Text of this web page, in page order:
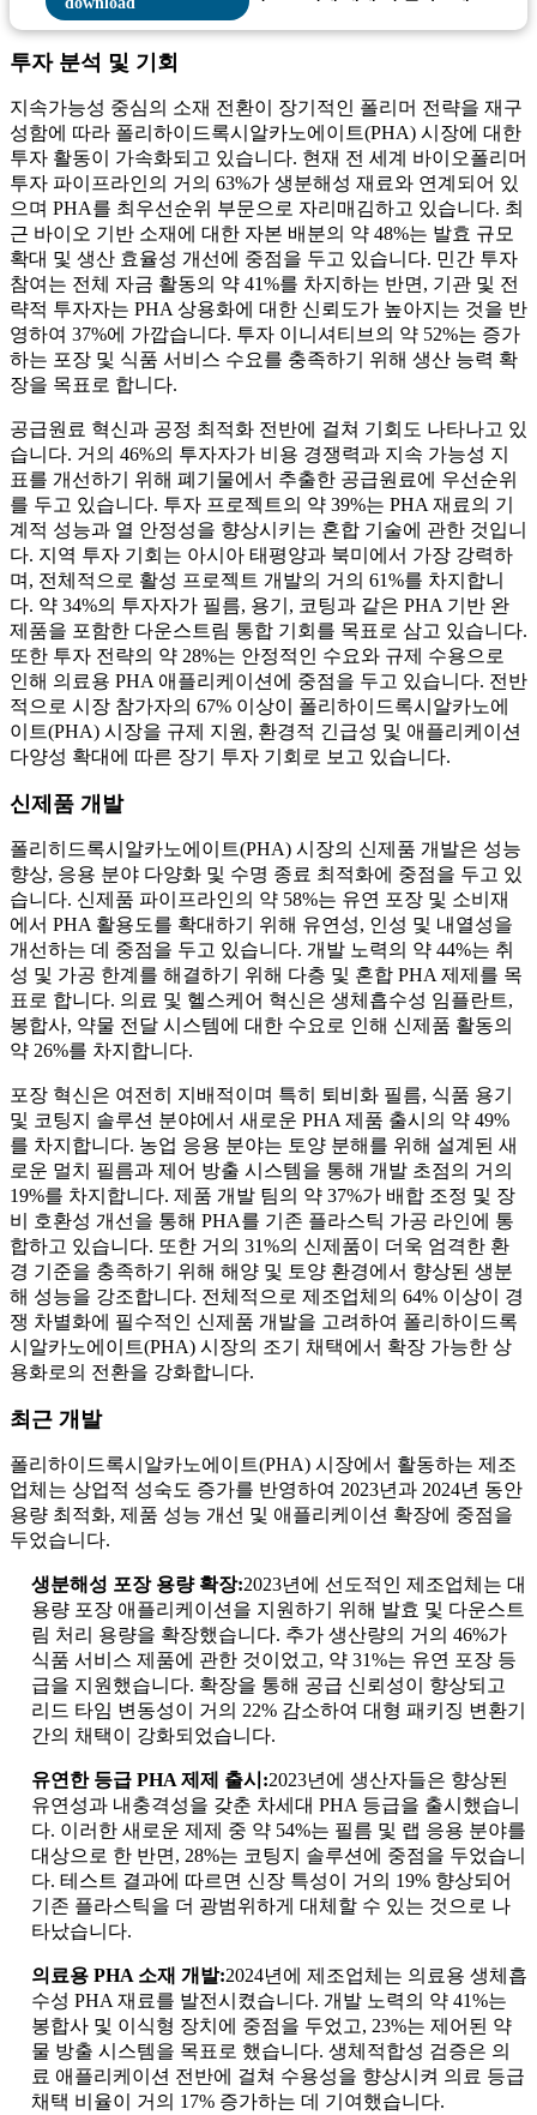
투자 분석 및 기회
지속가능성 중심의 소재 전환이 장기적인 폴리머 전략을 재구
성함에 따라 폴리하이드록시알카노에이트(PHA) 시장에 대한
투자 활동이 가속화되고 있습니다. 현재 전 세계 바이오폴리머
투자 파이프라인의 거의 63%가 생분해성 재료와 연계되어 있
으며 PHA를 최우선순위 부문으로 자리매김하고 있습니다. 최
근 바이오 기반 소재에 대한 자본 배분의 약 48%는 발효 규모
확대 및 생산 효율성 개선에 중점을 두고 있습니다. 민간 투자
참여는 전체 자금 활동의 약 41%를 차지하는 반면, 기관 및 전
략적 투자자는 PHA 상용화에 대한 신뢰도가 높아지는 것을 반
영하여 37%에 가깝습니다. 투자 이니셔티브의 약 52%는 증가
하는 포장 및 식품 서비스 수요를 충족하기 위해 생산 능력 확
장을 목표로 합니다.
공급원료 혁신과 공정 최적화 전반에 걸쳐 기회도 나타나고 있
습니다. 거의 46%의 투자자가 비용 경쟁력과 지속 가능성 지
표를 개선하기 위해 폐기물에서 추출한 공급원료에 우선순위
를 두고 있습니다. 투자 프로젝트의 약 39%는 PHA 재료의 기
계적 성능과 열 안정성을 향상시키는 혼합 기술에 관한 것입니
다. 지역 투자 기회는 아시아 태평양과 북미에서 가장 강력하
며, 전체적으로 활성 프로젝트 개발의 거의 61%를 차지합니
다. 약 34%의 투자자가 필름, 용기, 코팅과 같은 PHA 기반 완
제품을 포함한 다운스트림 통합 기회를 목표로 삼고 있습니다.
또한 투자 전략의 약 28%는 안정적인 수요와 규제 수용으로
인해 의료용 PHA 애플리케이션에 중점을 두고 있습니다. 전반
적으로 시장 참가자의 67% 이상이 폴리하이드록시알카노에
이트(PHA) 시장을 규제 지원, 환경적 긴급성 및 애플리케이션
다양성 확대에 따른 장기 투자 기회로 보고 있습니다.
신제품 개발
폴리히드록시알카노에이트(PHA) 시장의 신제품 개발은 성능
향상, 응용 분야 다양화 및 수명 종료 최적화에 중점을 두고 있
습니다. 신제품 파이프라인의 약 58%는 유연 포장 및 소비재
에서 PHA 활용도를 확대하기 위해 유연성, 인성 및 내열성을
개선하는 데 중점을 두고 있습니다. 개발 노력의 약 44%는 취
성 및 가공 한계를 해결하기 위해 다층 및 혼합 PHA 제제를 목
표로 합니다. 의료 및 헬스케어 혁신은 생체흡수성 임플란트,
봉합사, 약물 전달 시스템에 대한 수요로 인해 신제품 활동의
약 26%를 차지합니다.
포장 혁신은 여전히 ​​지배적이며 특히 퇴비화 필름, 식품 용기
및 코팅지 솔루션 분야에서 새로운 PHA 제품 출시의 약 49%
를 차지합니다. 농업 응용 분야는 토양 분해를 위해 설계된 새
로운 멀치 필름과 제어 방출 시스템을 통해 개발 초점의 거의
19%를 차지합니다. 제품 개발 팀의 약 37%가 배합 조정 및 장
비 호환성 개선을 통해 PHA를 기존 플라스틱 가공 라인에 통
합하고 있습니다. 또한 거의 31%의 신제품이 더욱 엄격한 환
경 기준을 충족하기 위해 해양 및 토양 환경에서 향상된 생분
해 성능을 강조합니다. 전체적으로 제조업체의 64% 이상이 경
쟁 차별화에 필수적인 신제품 개발을 고려하여 폴리하이드록
시알카노에이트(PHA) 시장의 조기 채택에서 확장 가능한 상
용화로의 전환을 강화합니다.
최근 개발
폴리하이드록시알카노에이트(PHA) 시장에서 활동하는 제조
업체는 상업적 성숙도 증가를 반영하여 2023년과 2024년 동안
용량 최적화, 제품 성능 개선 및 애플리케이션 확장에 중점을
두었습니다.
생분해성 포장 용량 확장:2023년에 선도적인 제조업체는 대
용량 포장 애플리케이션을 지원하기 위해 발효 및 다운스트
림 처리 용량을 확장했습니다. 추가 생산량의 거의 46%가
식품 서비스 제품에 관한 것이었고, 약 31%는 유연 포장 등
급을 지원했습니다. 확장을 통해 공급 신뢰성이 향상되고
리드 타임 변동성이 거의 22% 감소하여 대형 패키징 변환기
간의 채택이 강화되었습니다.
유연한 등급 PHA 제제 출시:2023년에 생산자들은 향상된
유연성과 내충격성을 갖춘 차세대 PHA 등급을 출시했습니
다. 이러한 새로운 제제 중 약 54%는 필름 및 랩 응용 분야를
대상으로 한 반면, 28%는 코팅지 솔루션에 중점을 두었습니
다. 테스트 결과에 따르면 신장 특성이 거의 19% 향상되어
기존 플라스틱을 더 광범위하게 대체할 수 있는 것으로 나
타났습니다.
의료용 PHA 소재 개발:2024년에 제조업체는 의료용 생체흡
수성 PHA 재료를 발전시켰습니다. 개발 노력의 약 41%는
봉합사 및 이식형 장치에 중점을 두었고, 23%는 제어된 약
물 방출 시스템을 목표로 했습니다. 생체적합성 검증은 의
료 애플리케이션 전반에 걸쳐 수용성을 향상시켜 의료 등급
채택 비율이 거의 17% 증가하는 데 기여했습니다.